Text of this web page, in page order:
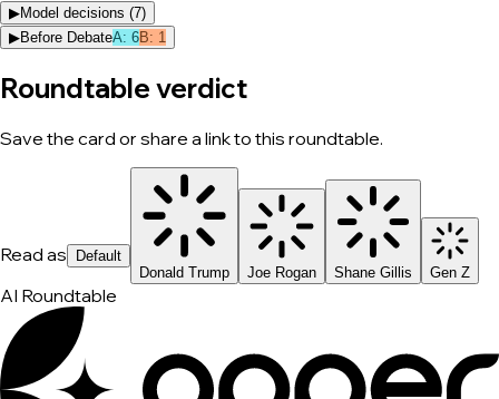
▶Model decisions (7)
▶Before DebateA: 6B: 1
Roundtable verdict
Save the card or share a link to this roundtable.
Read as
Default
Donald Trump
Joe Rogan Shane Gillis Gen Z
AI Roundtable